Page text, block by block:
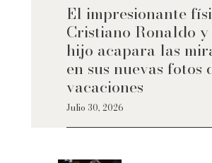
El impresionante
Cristiano Ronaldo y
hijo acapara las
en sus nuevas fotos
vacaciones
Julio 30, 2026